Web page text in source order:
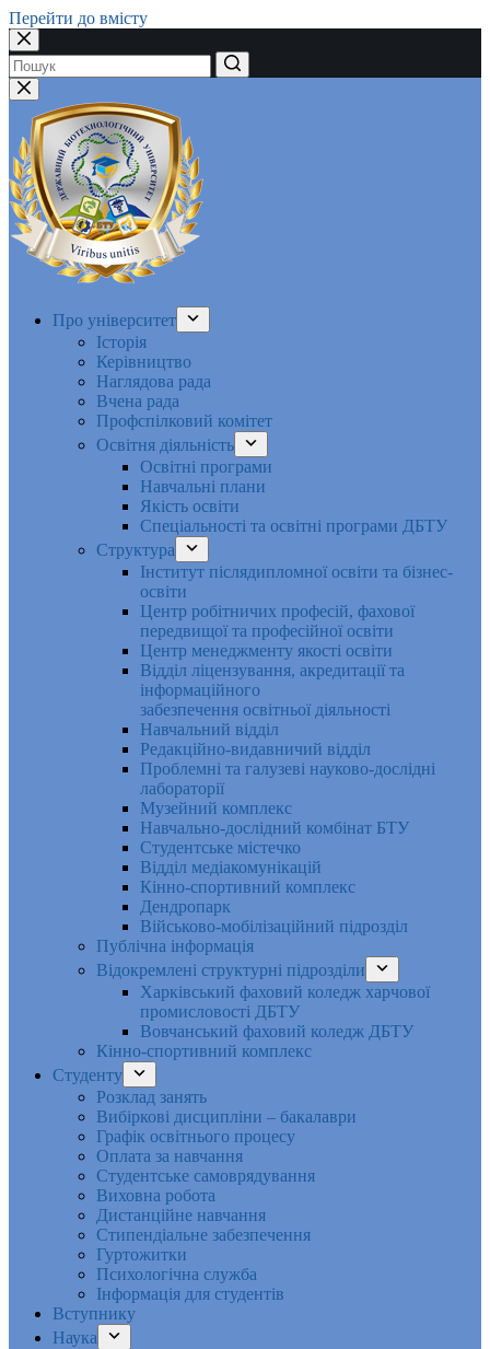
Перейти до вмісту
Немає
результатів
Про університет
Історія
Керівництво
Наглядова рада
Вчена рада
Профспілковий комітет
Освітня діяльність
Освітні програми
Навчальні плани
Якість освіти
Спеціальності та освітні програми ДБТУ
Структура
Інститут післядипломної освіти та бізнес-
освіти
Центр робітничих професій, фахової
передвищої та професійної освіти
Центр менеджменту якості освіти
Відділ ліцензування, акредитації та
інформаційного
забезпечення освітньої діяльності
Навчальний відділ
Редакційно-видавничий відділ
Проблемні та галузеві науково-дослідні
лабораторії
Музейний комплекс
Навчально-дослідний комбінат БТУ
Студентське містечко
Відділ медіакомунікацій
Кінно-спортивний комплекс
Дендропарк
Військово-мобілізаційний підрозділ
Публічна інформація
Відокремлені структурні підрозділи
Харківський фаховий коледж харчової
промисловості ДБТУ
Вовчанський фаховий коледж ДБТУ
Кінно-спортивний комплекс
Студенту
Розклад занять
Вибіркові дисципліни – бакалаври
Графік освітнього процесу
Оплата за навчання
Студентське самоврядування
Виховна робота
Дистанційне навчання
Стипендіальне забезпечення
Гуртожитки
Психологічна служба
Інформація для студентів
Вступнику
Наука